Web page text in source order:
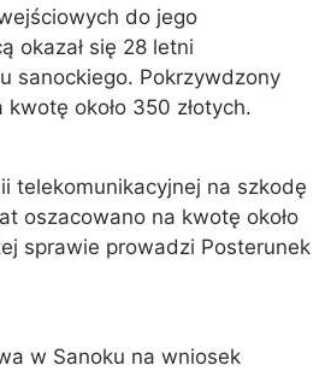
do jego
okazał się 28 letni
sanockiego. Pokrzywdzony
około 350 złotych.
telekomunikacyjnej na szkodę
oszacowano na kwotę około
sprawie prowadzi Posterunek
w Sanoku na wniosek